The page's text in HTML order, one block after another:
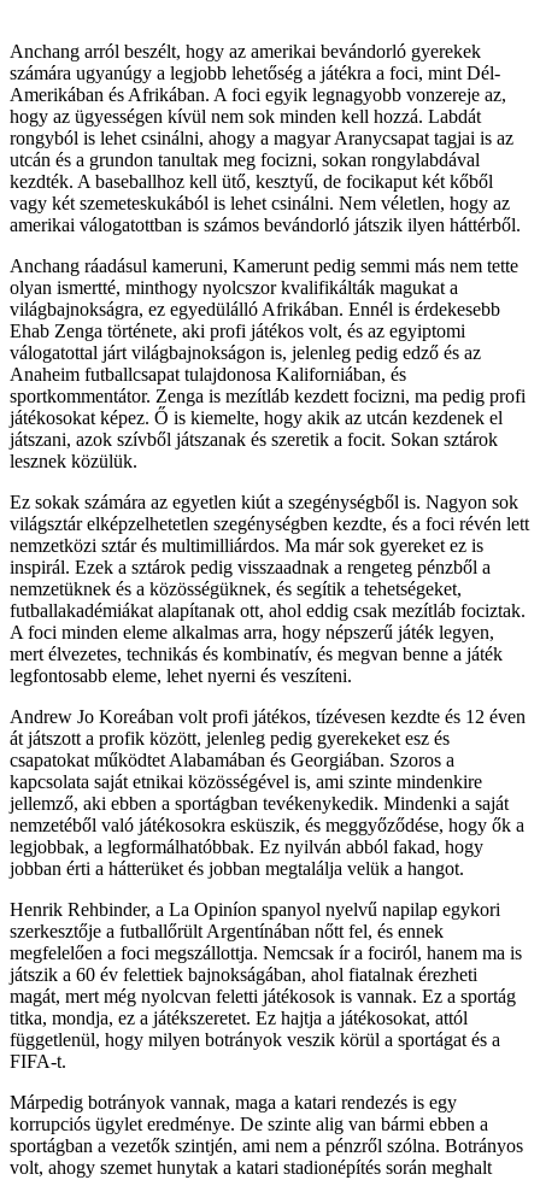
Anchang arról beszélt, hogy az amerikai bevándorló gyerekek
számára ugyanúgy a legjobb lehetőség a játékra a foci, mint Dél-
Amerikában és Afrikában. A foci egyik legnagyobb vonzereje az,
hogy az ügyességen kívül nem sok minden kell hozzá. Labdát
rongyból is lehet csinálni, ahogy a magyar Aranycsapat tagjai is az
utcán és a grundon tanultak meg focizni, sokan rongylabdával
kezdték. A baseballhoz kell ütő, kesztyű, de focikaput két kőből
vagy két szemeteskukából is lehet csinálni. Nem véletlen, hogy az
amerikai válogatottban is számos bevándorló játszik ilyen háttérből.
Anchang ráadásul kameruni, Kamerunt pedig semmi más nem tette
olyan ismertté, minthogy nyolcszor kvalifikálták magukat a
világbajnokságra, ez egyedülálló Afrikában. Ennél is érdekesebb
Ehab Zenga története, aki profi játékos volt, és az egyiptomi
válogatottal járt világbajnokságon is, jelenleg pedig edző és az
Anaheim futballcsapat tulajdonosa Kaliforniában, és
sportkommentátor. Zenga is mezítláb kezdett focizni, ma pedig profi
játékosokat képez. Ő is kiemelte, hogy akik az utcán kezdenek el
játszani, azok szívből játszanak és szeretik a focit. Sokan sztárok
lesznek közülük.
Ez sokak számára az egyetlen kiút a szegénységből is. Nagyon sok
világsztár elképzelhetetlen szegénységben kezdte, és a foci révén lett
nemzetközi sztár és multimilliárdos. Ma már sok gyereket ez is
inspirál. Ezek a sztárok pedig visszaadnak a rengeteg pénzből a
nemzetüknek és a közösségüknek, és segítik a tehetségeket,
futballakadémiákat alapítanak ott, ahol eddig csak mezítláb fociztak.
A foci minden eleme alkalmas arra, hogy népszerű játék legyen,
mert élvezetes, technikás és kombinatív, és megvan benne a játék
legfontosabb eleme, lehet nyerni és veszíteni.
Andrew Jo Koreában volt profi játékos, tízévesen kezdte és 12 éven
át játszott a profik között, jelenleg pedig gyerekeket esz és
csapatokat működtet Alabamában és Georgiában. Szoros a
kapcsolata saját etnikai közösségével is, ami szinte mindenkire
jellemző, aki ebben a sportágban tevékenykedik. Mindenki a saját
nemzetéből való játékosokra esküszik, és meggyőződése, hogy ők a
legjobbak, a legformálhatóbbak. Ez nyilván abból fakad, hogy
jobban érti a hátterüket és jobban megtalálja velük a hangot.
Henrik Rehbinder, a La Opiníon spanyol nyelvű napilap egykori
szerkesztője a futballőrült Argentínában nőtt fel, és ennek
megfelelően a foci megszállottja. Nemcsak ír a fociról, hanem ma is
játszik a 60 év felettiek bajnokságában, ahol fiatalnak érezheti
magát, mert még nyolcvan feletti játékosok is vannak. Ez a sportág
titka, mondja, ez a játékszeretet. Ez hajtja a játékosokat, attól
függetlenül, hogy milyen botrányok veszik körül a sportágat és a
FIFA-t.
Márpedig botrányok vannak, maga a katari rendezés is egy
korrupciós ügylet eredménye. De szinte alig van bármi ebben a
sportágban a vezetők szintjén, ami nem a pénzről szólna. Botrányos
volt, ahogy szemet hunytak a katari stadionépítés során meghalt